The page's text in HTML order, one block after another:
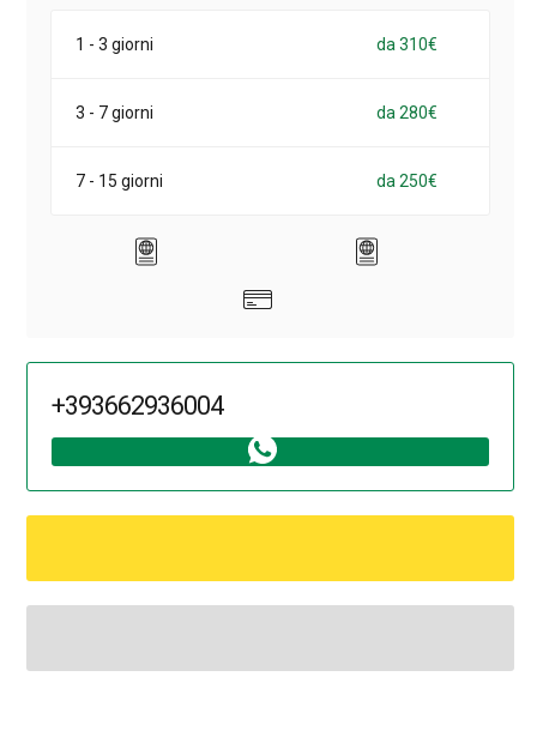
1 - 3 giorni da 310€
3 - 7 giorni da 280€
7 - 15 giorni da 250€
+393662936004